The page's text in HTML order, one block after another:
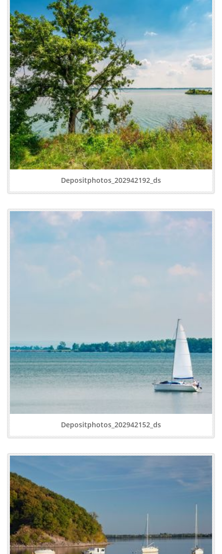
Depositphotos_202942192_ds
Depositphotos_202942152_ds